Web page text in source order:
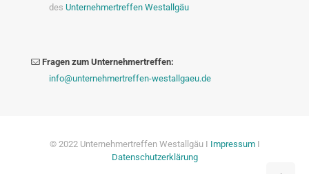
des Unternehmertreffen Westallgäu
Fragen zum Unternehmertreffen:
info@unternehmertreffen-westallgaeu.de
© 2022 Unternehmertreffen Westallgäu I ImpressumI
Datenschutzerklärung